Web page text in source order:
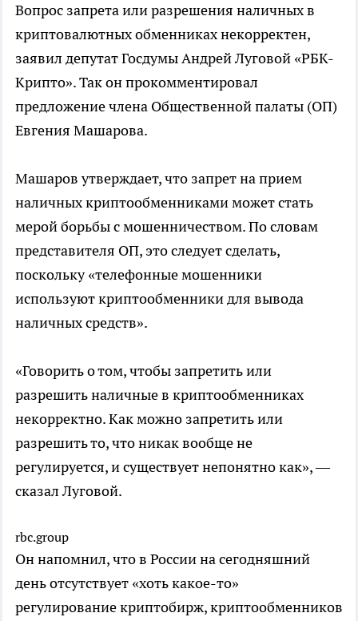
Вопрос запрета или разрешения наличных в
криптовалютных обменниках некорректен,
заявил депутат Госдумы Андрей Луговой «РБК-
Крипто». Так он прокомментировал
предложение члена Общественной палаты (ОП)
Евгения Машарова.
Машаров утверждает, что запрет на прием
наличных криптообменниками может стать
мерой борьбы с мошенничеством. По словам
представителя ОП, это следует сделать,
поскольку «телефонные мошенники
используют криптообменники для вывода
наличных средств».
«Говорить о том, чтобы запретить или
разрешить наличные в криптообменниках
некорректно. Как можно запретить или
разрешить то, что никак вообще не
регулируется, и существует непонятно как», —
сказал Луговой.
rbc.group
Он напомнил, что в России на сегодняшний
день отсутствует «хоть какое-то»
регулирование криптобирж, криптообменников